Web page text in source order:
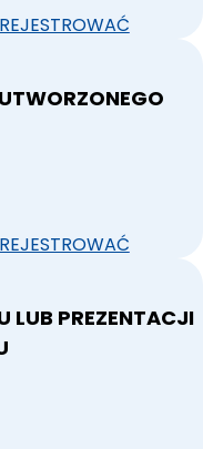
LUB PREZENTACJI